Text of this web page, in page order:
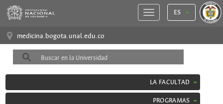
ES
medicina.bogota.unal.edu.co
LA FACULTAD
PROGRAMAS